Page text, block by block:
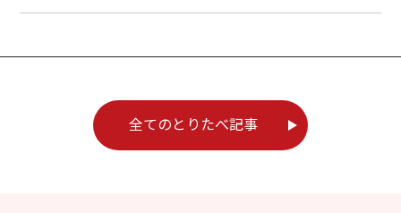
全てのとりたべ記事